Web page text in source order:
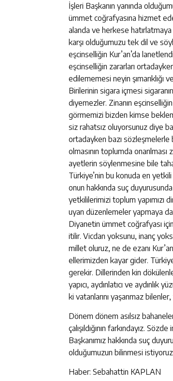
İşleri Başkanın yanında
ümmet coğrafyasına hizmet
alanda ve herkese hatırlatmaya
karşı olduğumuzu tek dil ve
eşcinselliğin Kur’an’da
eşcinselliğin zararları
edilememesi neyin şımarıklığı
Birilerinin sigara içmesi
diyemezler. Zinanın
görmemizi bizden kimse
siz rahatsız oluyorsunuz diye
ortadayken bazı sözleşmelerle
olmasının toplumda
ayetlerin söylenmesine bile
Türkiye’nin bu konuda en yetkili
onun hakkında suç
yetkililerimizi toplum yapımızı
uyan düzenlemeler yapmaya
Diyanetin ümmet coğrafyası
itilir. Vicdan yoksunu, inanç
millet oluruz, ne de ezanı
ellerimizden kayar gider.
gerekir. Dillerinden kin
yapıcı, aydınlatıcı ve aydınlık
ki vatanlarını yaşanmaz bilenler,
Dönem dönem asılsız
çalışıldığının farkındayız.
Başkanımız hakkında suç
olduğumuzun bilinmesi
Haber: Sebahattin KAPLAN